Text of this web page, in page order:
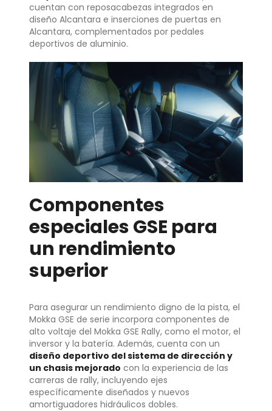
cuentan con reposacabezas integrados en
diseño Alcantara e inserciones de puertas en
Alcantara, complementados por pedales
deportivos de aluminio.
Componentes
especiales GSE para
un rendimiento
superior
Para asegurar un rendimiento digno de la pista, el
Mokka GSE de serie incorpora componentes de
alto voltaje del Mokka GSE Rally, como el motor, el
inversor y la batería. Además, cuenta con un
diseño deportivo del sistema de dirección y
un chasis mejorado con la experiencia de las
carreras de rally, incluyendo ejes
específicamente diseñados y nuevos
amortiguadores hidráulicos dobles.